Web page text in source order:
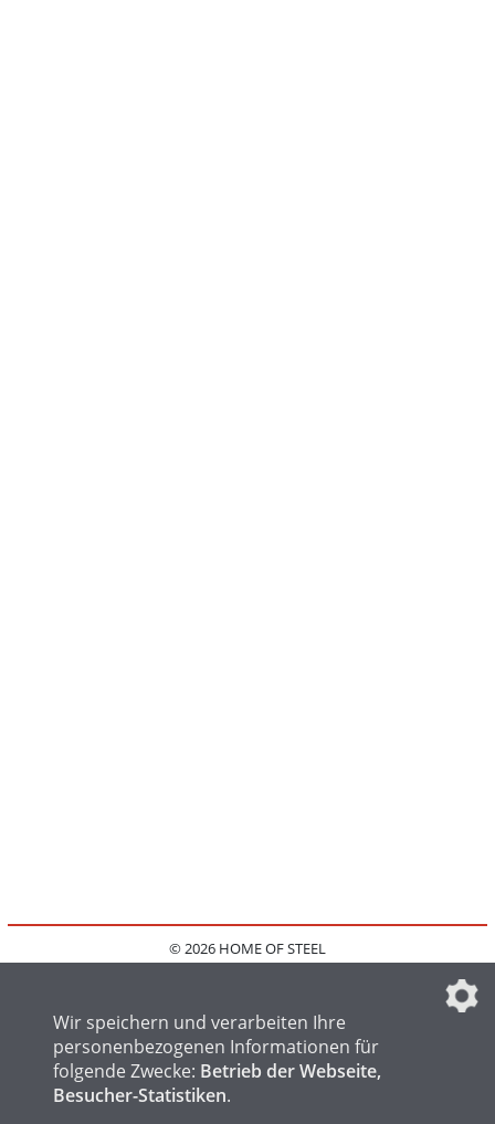
© 2026 HOME OF STEEL
IMPRESSUM
FAQ
DATENSCHUTZEINSTELLUNGEN
Wir speichern und verarbeiten Ihre
personenbezogenen Informationen für
folgende Zwecke: Betrieb der Webseite,
Besucher-Statistiken.